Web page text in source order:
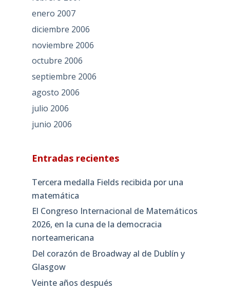
enero 2007
diciembre 2006
noviembre 2006
octubre 2006
septiembre 2006
agosto 2006
julio 2006
junio 2006
Entradas recientes
Tercera medalla Fields recibida por una
matemática
El Congreso Internacional de Matemáticos
2026, en la cuna de la democracia
norteamericana
Del corazón de Broadway al de Dublín y
Glasgow
Veinte años después